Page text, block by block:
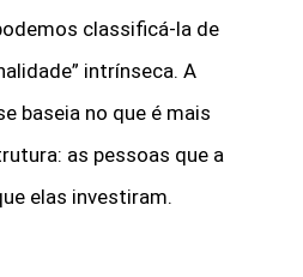
classificá-la de
intrínseca. A
baseia no que é mais
as pessoas que a
elas investiram.